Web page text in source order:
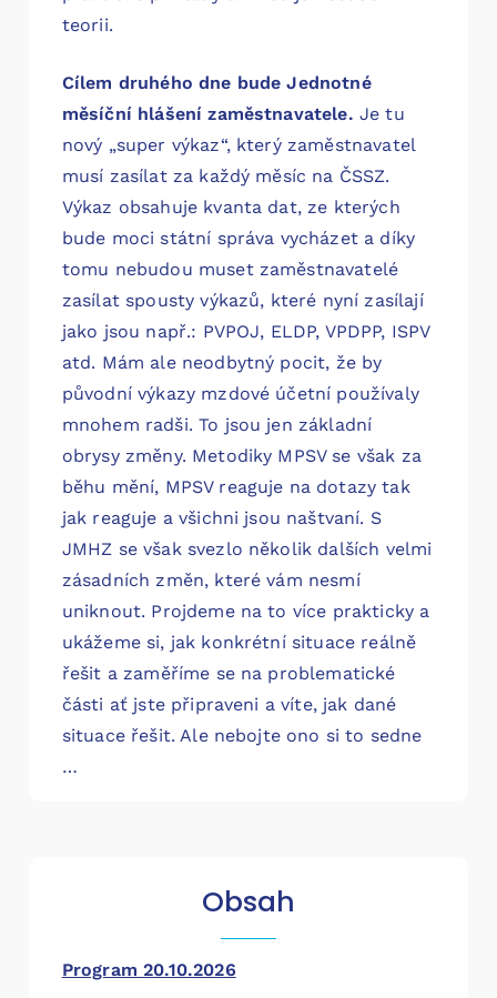
teorii.
Cílem druhého dne bude Jednotné
měsíční hlášení zaměstnavatele. Je tu
nový „super výkaz“, který zaměstnavatel
musí zasílat za každý měsíc na ČSSZ.
Výkaz obsahuje kvanta dat, ze kterých
bude moci státní správa vycházet a díky
tomu nebudou muset zaměstnavatelé
zasílat spousty výkazů, které nyní zasílají
jako jsou např.: PVPOJ, ELDP, VPDPP, ISPV
atd. Mám ale neodbytný pocit, že by
původní výkazy mzdové účetní používaly
mnohem radši. To jsou jen základní
obrysy změny. Metodiky MPSV se však za
běhu mění, MPSV reaguje na dotazy tak
jak reaguje a všichni jsou naštvaní. S
JMHZ se však svezlo několik dalších velmi
zásadních změn, které vám nesmí
uniknout. Projdeme na to více prakticky a
ukážeme si, jak konkrétní situace reálně
řešit a zaměříme se na problematické
části ať jste připraveni a víte, jak dané
situace řešit. Ale nebojte ono si to sedne
…
Obsah
Program 20.10.2026